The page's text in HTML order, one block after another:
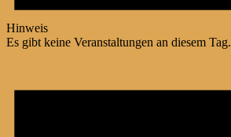
Hinweis
Es gibt keine Veranstaltungen an diesem Tag.